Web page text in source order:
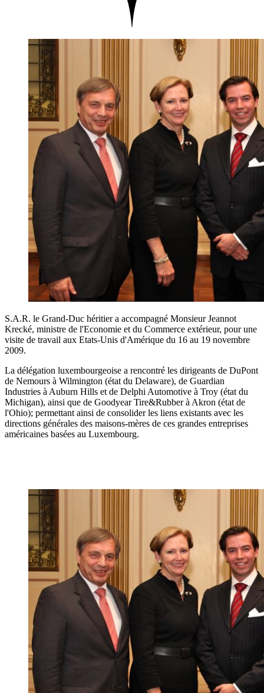
S.A.R. le Grand-Duc héritier a accompagné Monsieur Jeannot
Krecké, ministre de l'Economie et du Commerce extérieur, pour une
visite de travail aux Etats-Unis d'Amérique du 16 au 19 novembre
2009.
La délégation luxembourgeoise a rencontré les dirigeants de DuPont
de Nemours à Wilmington (état du Delaware), de Guardian
Industries à Auburn Hills et de Delphi Automotive à Troy (état du
Michigan), ainsi que de Goodyear Tire&Rubber à Akron (état de
l'Ohio); permettant ainsi de consolider les liens existants avec les
directions générales des maisons-mères de ces grandes entreprises
américaines basées au Luxembourg.